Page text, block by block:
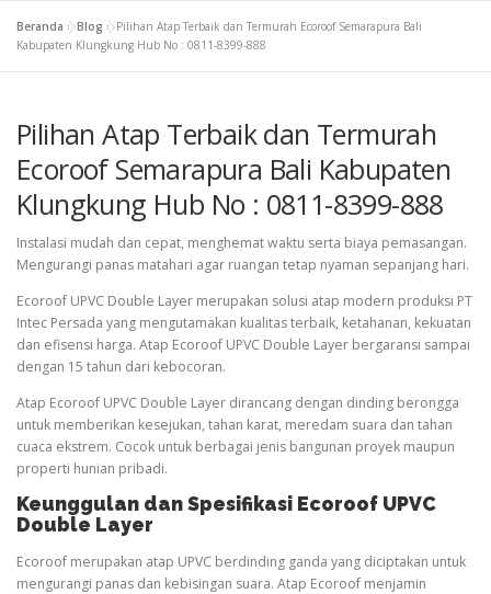
Beranda »Blog »Pilihan Atap Terbaik dan Termurah Ecoroof Semarapura Bali
Kabupaten Klungkung Hub No : 0811-8399-888
Pilihan Atap Terbaik dan Termurah
Ecoroof Semarapura Bali Kabupaten
Klungkung Hub No : 0811-8399-888
Instalasi mudah dan cepat, menghemat waktu serta biaya pemasangan.
Mengurangi panas matahari agar ruangan tetap nyaman sepanjang hari.
Ecoroof UPVC Double Layer merupakan solusi atap modern produksi PT
Intec Persada yang mengutamakan kualitas terbaik, ketahanan, kekuatan
dan efisensi harga. Atap Ecoroof UPVC Double Layer bergaransi sampai
dengan 15 tahun dari kebocoran.
Atap Ecoroof UPVC Double Layer dirancang dengan dinding berongga
untuk memberikan kesejukan, tahan karat, meredam suara dan tahan
cuaca ekstrem. Cocok untuk berbagai jenis bangunan proyek maupun
properti hunian pribadi.
Keunggulan dan Spesifikasi Ecoroof UPVC
Double Layer
Ecoroof merupakan atap UPVC berdinding ganda yang diciptakan untuk
mengurangi panas dan kebisingan suara. Atap Ecoroof menjamin